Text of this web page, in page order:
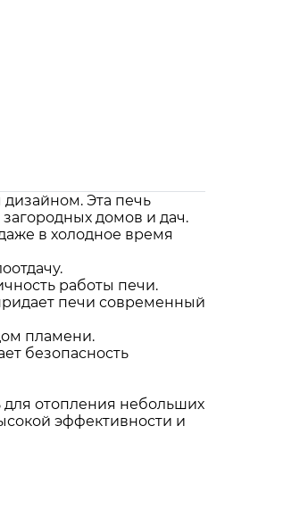
Эта печь
домов и дач.
в холодное время
работы печи.
печи современный
пламени.
безопасность
для отопления небольших
эффективности и